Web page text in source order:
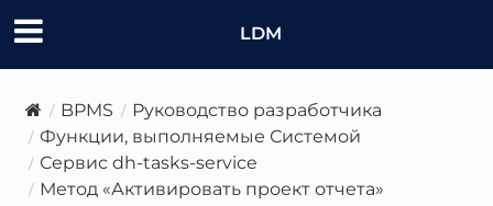
LDM
BPMS
Руководство разработчика
Функции, выполняемые Системой
Сервис dh-tasks-service
Метод «Активировать проект отчета»